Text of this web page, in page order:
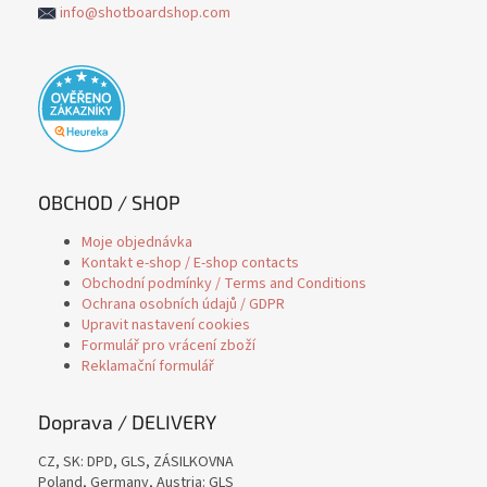
info@shotboardshop.com
OBCHOD / SHOP
Moje objednávka
Kontakt e-shop / E-shop contacts
Obchodní podmínky / Terms and Conditions
Ochrana osobních údajů / GDPR
Upravit nastavení cookies
Formulář pro vrácení zboží
Reklamační formulář
Doprava / DELIVERY
CZ, SK: DPD, GLS, ZÁSILKOVNA
Poland, Germany, Austria: GLS